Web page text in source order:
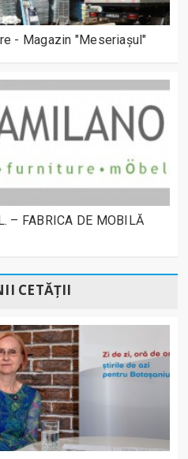
- Magazin "Meseriașul"
– FABRICA DE MOBILĂ
CETĂȚII